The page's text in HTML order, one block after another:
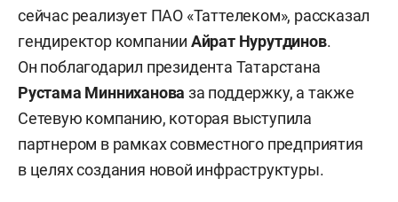
сейчас реализует ПАО «Таттелеком», рассказал
гендиректор компании Айрат Нурутдинов.
Он поблагодарил президента Татарстана
Рустама Минниханова за поддержку, а также
Сетевую компанию, которая выступила
партнером в рамках совместного предприятия
в целях создания новой инфраструктуры.